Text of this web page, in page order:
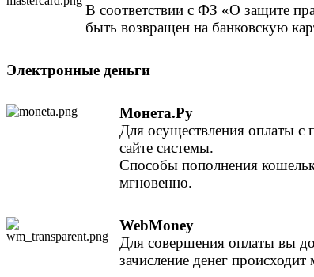
В соответствии с ФЗ «О защите
быть возвращен на банковскую
Электронные деньги
Монета.Ру
Для осуществления оплаты
сайте системы.
Способы пополнения
мгновенно.
WebMoney
Для совершения оплаты вы
зачисление денег происходит